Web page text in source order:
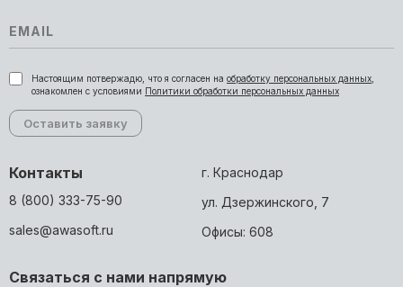
Настоящим потвержадю, что я согласен на обработку персональных данных
ознакомлен с условиями Политики обработки персональных данных
Контакты
8 (800) 333-75-90
sales@awasoft.ru
г. Краснодар
ул. Дзержинского, 7
Офисы: 608
Связаться с нами напрямую